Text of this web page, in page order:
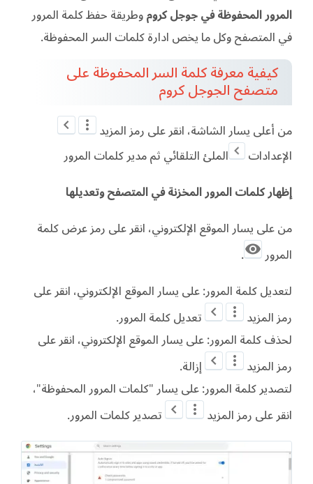
المرور المحفوظة في جوجل كروموطريقة حفظ كلمة المرور
في المتصفح وكل ما يخص ادارة كلمات السر المحفوظة.
كيفية معرفة كلمة السر المحفوظة على
متصفح الجوجل كروم
من أعلى يسار الشاشة، انقر على رمز المزيد
الإعدادات
الملئ التلقائي ثم مدير كلمات المرور
إظهار كلمات المرور المخزنة في المتصفح وتعديلها
من على يسار الموقع الإلكتروني، انقر على رمز عرض كلمة
المرور
.
لتعديل كلمة المرور: على يسار الموقع الإلكتروني، انقر على
رمز المزيد
تعديل كلمة المرور.
لحذف كلمة المرور: على يسار الموقع الإلكتروني، انقر على
رمز المزيد
إزالة.
لتصدير كلمة المرور: على يسار "كلمات المرور المحفوظة"،
انقر على رمز المزيد
تصدير كلمات المرور.